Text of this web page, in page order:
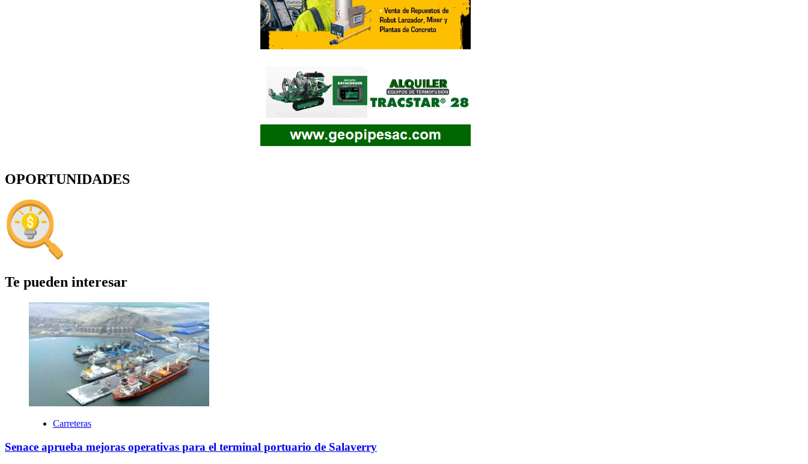
OPORTUNIDADES
Te pueden interesar
Carreteras
Senace aprueba mejoras operativas para el terminal portuario de Salaverry